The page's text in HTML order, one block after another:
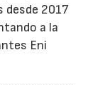
desde 2017
a la
Eni